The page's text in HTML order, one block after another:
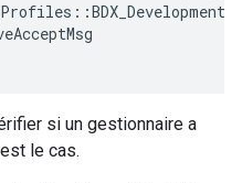
si un gestionnaire a
le cas.